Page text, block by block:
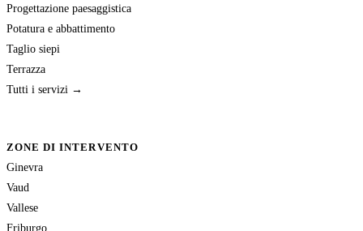
Progettazione paesaggistica
Potatura e abbattimento
Taglio siepi
Terrazza
Tutti i servizi →
ZONE DI INTERVENTO
Ginevra
Vaud
Vallese
Friburgo